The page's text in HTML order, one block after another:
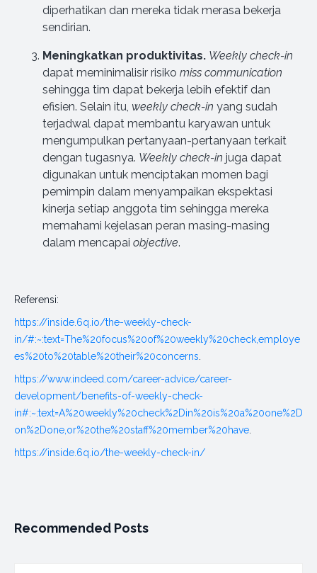
diperhatikan dan mereka tidak merasa bekerja
sendirian.
Meningkatkan produktivitas. Weekly check-in
dapat meminimalisir risiko miss communication
sehingga tim dapat bekerja lebih efektif dan
efisien. Selain itu, weekly check-in yang sudah
terjadwal dapat membantu karyawan untuk
mengumpulkan pertanyaan-pertanyaan terkait
dengan tugasnya. Weekly check-in juga dapat
digunakan untuk menciptakan momen bagi
pemimpin dalam menyampaikan ekspektasi
kinerja setiap anggota tim sehingga mereka
memahami kejelasan peran masing-masing
dalam mencapai objective.
Referensi:
https://inside.6q.io/the-weekly-check-
in/#:~:text=The%20focus%20of%20weekly%20check,employe
es%20to%20table%20their%20concerns
https://www.indeed.com/career-advice/career-
development/benefits-of-weekly-check-
in#:~:text=A%20weekly%20check%2Din%20is%20a%20one%2D
on%2Done,or%20the%20staff%20member%20have
https://inside.6q.io/the-weekly-check-in/
Recommended Posts